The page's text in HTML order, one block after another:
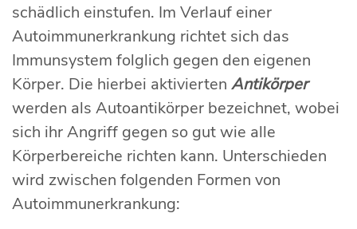
schädlich einstufen. Im Verlauf einer
Autoimmunerkrankung richtet sich das
Immunsystem folglich gegen den eigenen
Körper. Die hierbei aktivierten Antikörper
werden als Autoantikörper bezeichnet, wobei
sich ihr Angriff gegen so gut wie alle
Körperbereiche richten kann. Unterschieden
wird zwischen folgenden Formen von
Autoimmunerkrankung: